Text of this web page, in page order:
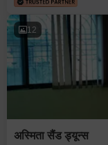
12
अस्मिता सैंड ड्यून्स